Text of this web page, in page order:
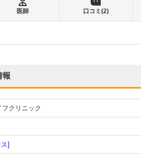
医師 口コミ(2)
報
クリニック
]